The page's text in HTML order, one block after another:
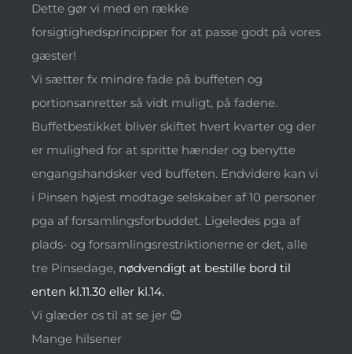
Dette gør vi med en række
forsigtighedsprincipper for at passe godt på vores
gæster!
Vi sætter fx mindre fade på buffeten og
portionsanretter så vidt muligt, på fadene.
Buffetbestikket bliver skiftet hvert kvarter og der
er mulighed for at spritte hænder og benytte
engangshandsker ved buffeten. Endvidere kan vi
i Pinsen højest modtage selskaber af 10 personer
pga af forsamlingsforbuddet. Ligeledes pga af
plads- og forsamlingsrestriktionerne er det, alle
tre Pinsedage, nødvendigt at bestille bord til
enten kl.11.30 eller kl.14.
Vi glæder os til at se jer 😊
Mange hilsener